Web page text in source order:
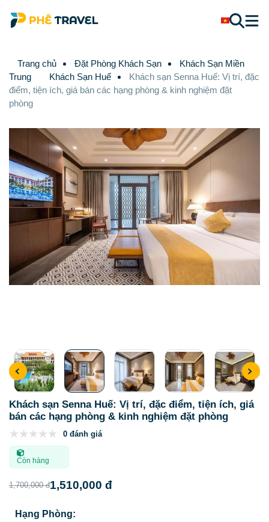
Trang chủ Đặt Phòng Khách Sạn
Khách Sạn Miền
Trung
Khách Sạn Huế
Khách sạn Senna Huế: Vị trí, đặc
điểm, tiện ích, giá bán các hạng phòng & kinh nghiệm đặt
phòng
Khách sạn Senna Huế: Vị trí, đặc điểm, tiện ích, giá
bán các hạng phòng & kinh nghiệm đặt phòng
0 đánh giá
Còn hàng
1,700,000 đ1,510,000 đ
Hạng Phòng: